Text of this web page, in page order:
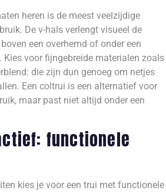
heren is de meest veelzijdige
De v-hals verlengt visueel de
een overhemd of onder een
. Kies voor fijngebreide materialen zoals
die zijn dun genoeg om netjes
Een coltrui is een alternatief voor
maar past niet altijd onder een
functionele
kies je voor een trui met functionele